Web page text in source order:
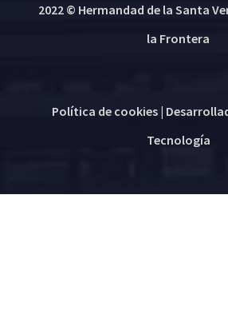
2022 © Hermandad de la Santa
la Frontera
Política de cookies|
Tecnología